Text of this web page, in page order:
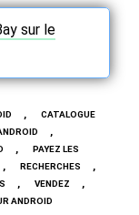
sur le
,
CATALOGUE
,
,
PAYEZ LES
, RECHERCHES ,
, VENDEZ ,
ANDROID